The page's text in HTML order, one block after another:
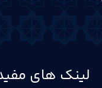
لینک های